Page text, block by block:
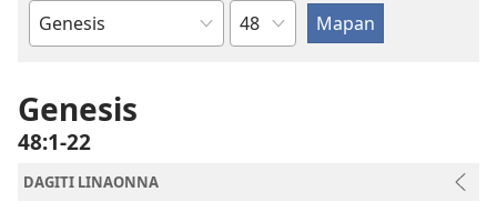
Libro
Biblia
Kapitulo
Genesis
48:1-22
DAGITI LINAONNA